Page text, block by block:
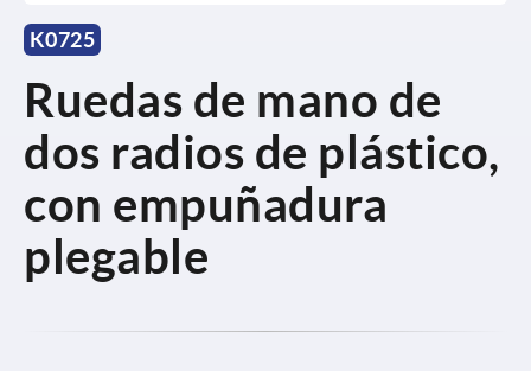
K0725
Ruedas de mano de
dos radios de plástico,
con empuñadura
plegable